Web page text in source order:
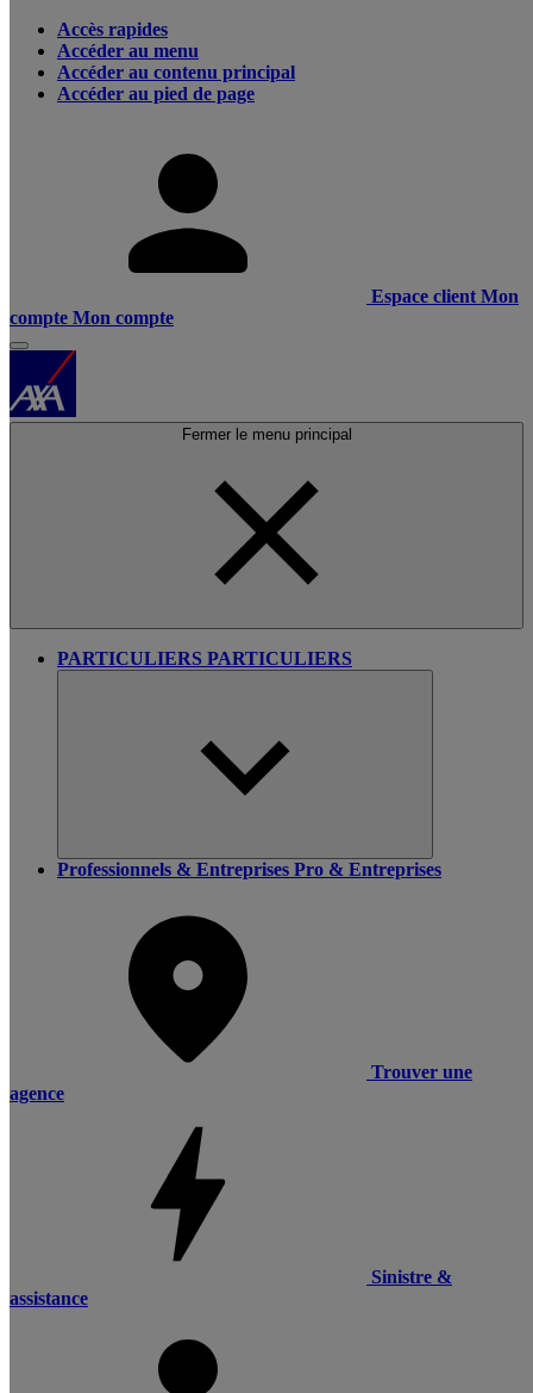
Accès rapides
Accéder au menu
Accéder au contenu principal
Accéder au pied de page
Espace client Mon
compte Mon compte
Fermer le menu principal
PARTICULIERS PARTICULIERS
Professionnels & Entreprises Pro & Entreprises
Trouver une
agence
Sinistre &
assistance